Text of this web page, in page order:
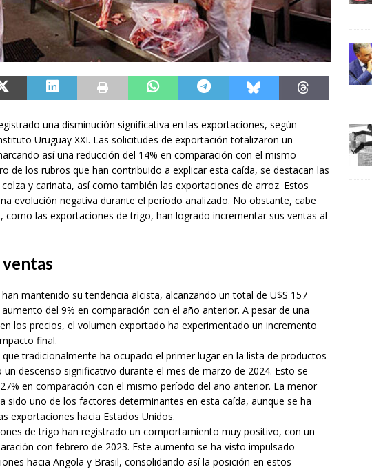
una disminución significativa en las exportaciones, según
Uruguay XXI. Las solicitudes de exportación totalizaron un
así una reducción del 14% en comparación con el mismo
de los rubros que han contribuido a explicar esta caída, se destacan las
y carinata, así como también las exportaciones de arroz. Estos
evolución negativa durante el período analizado. No obstante, cabe
como las exportaciones de trigo, han logrado incrementar sus ventas al
mantenido su tendencia alcista, alcanzando un total de U$S 157
del 9% en comparación con el año anterior. A pesar de una
los precios, el volumen exportado ha experimentado un incremento
final.
tradicionalmente ha ocupado el primer lugar en la lista de productos
descenso significativo durante el mes de marzo de 2024. Esto se
en comparación con el mismo período del año anterior. La menor
sido uno de los factores determinantes en esta caída, aunque se ha
exportaciones hacia Estados Unidos.
de trigo han registrado un comportamiento muy positivo, con un
con febrero de 2023. Este aumento se ha visto impulsado
hacia Angola y Brasil, consolidando así la posición en estos